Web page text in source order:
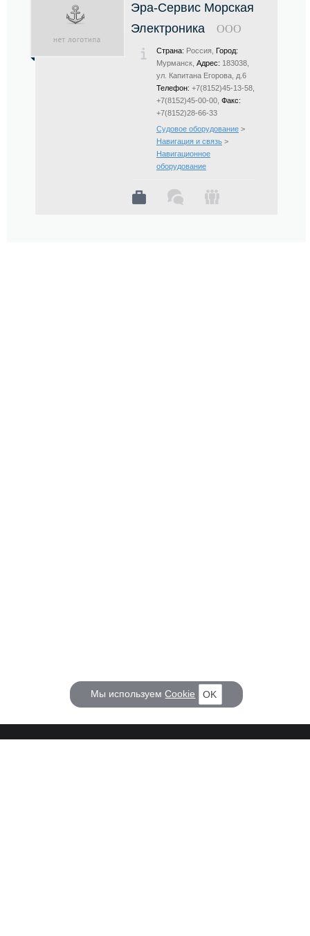
Эра-Сервис Морская
Электроника
ООО
Страна: Россия, Город:
Мурманск, Адрес: 183038,
ул. Капитана Егорова, д.6
Телефон: +7(8152)45-13-58,
+7(8152)45-00-00, Факс:
+7(8152)28-66-33
Судовое оборудование >
Навигация и связь >
Навигационное
оборудование
Мы используемCookie OK